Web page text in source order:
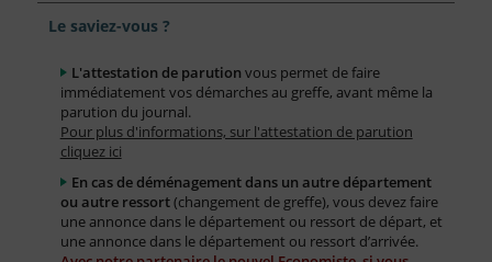
Le saviez-vous ?
L'attestation de parution vous permet de faire
immédiatement vos démarches au greffe, avant même la
parution du journal.
Pour plus d'informations, sur l'attestation de parution
cliquez ici
En cas de déménagement dans un autre département
ou autre ressort(changement de greffe), vous devez faire
une annonce dans le département ou ressort de départ, et
une annonce dans le département ou ressort d’arrivée.